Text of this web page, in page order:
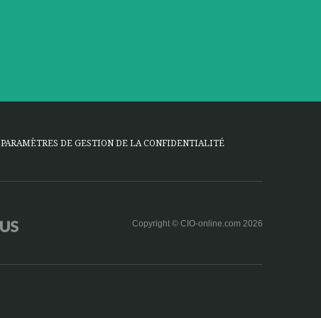
PARAMÈTRES DE GESTION DE LA CONFIDENTIALITÉ
Copyright © CIO-online.com 2026